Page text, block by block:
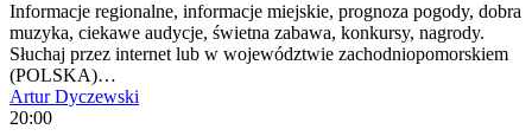
Informacje regionalne, informacje miejskie, prognoza pogody, dobra
muzyka, ciekawe audycje, świetna zabawa, konkursy, nagrody.
Słuchaj przez internet lub w województwie zachodniopomorskiem
(POLSKA)…
Artur Dyczewski
20:00